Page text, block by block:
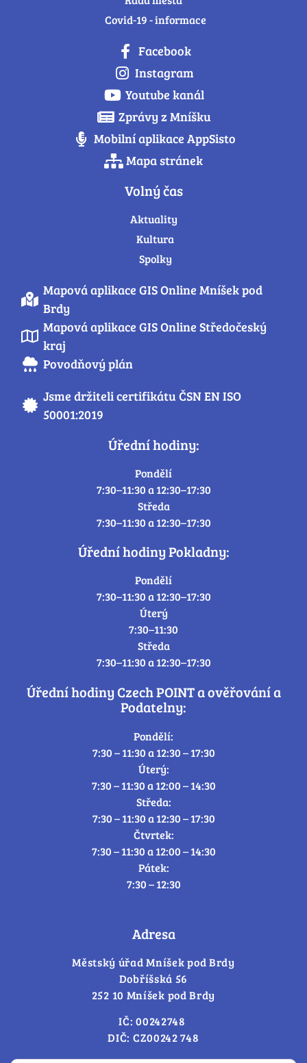
Covid-19 - informace
Facebook
Instagram
Youtube kanál
Zprávy z Mníšku
Mobilní aplikace AppSisto
Mapa stránek
Volný čas
Aktuality
Kultura
Spolky
Mapová aplikace GIS Online Mníšek pod
Brdy
Mapová aplikace GIS Online Středočeský
kraj
Povodňový plán
Jsme držiteli certifikátu ČSN EN ISO
50001:2019
Úřední hodiny:
Pondělí
7:30–11:30 a 12:30–17:30
Středa
7:30–11:30 a 12:30–17:30
Úřední hodiny Pokladny:
Pondělí
7:30–11:30 a 12:30–17:30
Úterý
7:30–11:30
Středa
7:30–11:30 a 12:30–17:30
Úřední hodiny Czech POINT a ověřování a
Podatelny:
Pondělí:
7:30 – 11:30 a 12:30 – 17:30
Úterý:
7:30 – 11:30 a 12:00 – 14:30
Středa:
7:30 – 11:30 a 12:30 – 17:30
Čtvrtek:
7:30 – 11:30 a 12:00 – 14:30
Pátek:
7:30 – 12:30
Adresa
Městský úřad Mníšek pod Brdy
Dobříšská 56
252 10 Mníšek pod Brdy
IČ: 00242748
DIČ: CZ00242 748